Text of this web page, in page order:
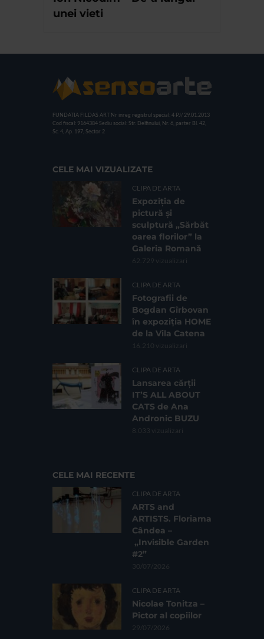
unei vieti
FUNDATIA FILDAS ART Nr inreg registrul special: 4 PJ/ 29.01.2013
Cod fiscal: 9164384 Sediu social: Str. Delfinului, Nr. 6, parter Bl. 42,
Sc. 4, Ap. 197, Sector 2
CELE MAI VIZUALIZATE
CLIPA DE ARTA
Expoziția de
pictură și
sculptură „Sărbăt
oarea florilor” la
Galeria Romană
62.729 vizualizari
CLIPA DE ARTA
Fotografii de
Bogdan Gîrbovan
în expoziția HOME
de la Vila Catena
16.210 vizualizari
CLIPA DE ARTA
Lansarea cărții
IT’S ALL ABOUT
CATS de Ana
Andronic BUZU
8.033 vizualizari
CELE MAI RECENTE
CLIPA DE ARTA
ARTS and
ARTISTS. Floriama
Cândea –
„Invisible Garden
#2”
30/07/2026
CLIPA DE ARTA
Nicolae Tonitza –
Pictor al copiilor
29/07/2026